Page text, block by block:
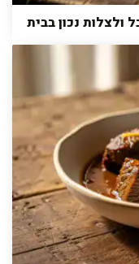
ולצלות נכון בבית